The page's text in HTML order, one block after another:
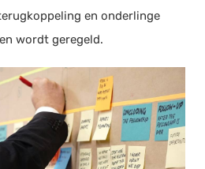
en onderlinge
wordt geregeld.